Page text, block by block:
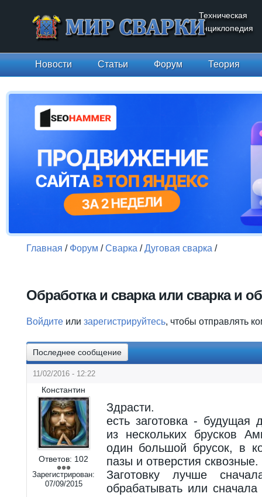
Техническая
энциклопедия
Новости Статьи Форум Теория
Главная / Форум /Сварка /Дуговая сварка /
Обработка и сварка или сварка и
Войдите или зарегистрируйтесь, чтобы отправлять
Последнее сообщение
11/02/2016 - 12:22
Константин
Ответов: 102
Зарегистрирован:
07/09/2015
Здрасти.
есть заготовка - будущая
из нескольких брусков
один большой брусок, в
пазы и отверстия сквозные.
Заготовку лучше
обрабатывать или сначала